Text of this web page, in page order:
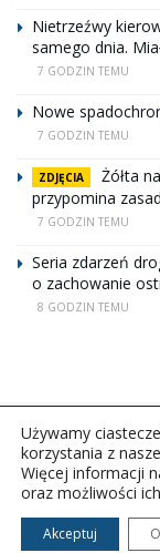
Nietrzeźwy
samego dnia.
7 GODZIN TEMU
Nowe
7 GODZIN TEMU
ZDJĘCIA
Żółta
przypomina
7 GODZIN TEMU
Seria zdarzeń
o zachowanie
8 GODZIN TEMU
Copyright ©
Wszelkie prawa
Używamy
korzystania z
Więcej informacji
oraz możliwości
Akceptuj